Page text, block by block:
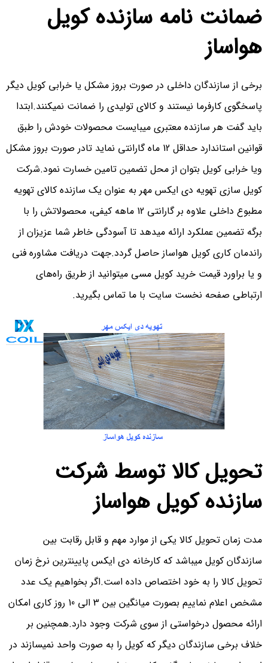
ضمانت نامه سازنده کویل
هواساز
برخی از سازندگان داخلی در صورت بروز مشکل یا خرابی کویل دیگر
پاسخگوی کارفرما نیستند و کالای تولیدی را ضمانت نمیکنند.ابتدا
باید گفت هر سازنده معتبری میبایست محصولات خودش را طبق
قوانین استاندارد حداقل 12 ماه گارانتی نماید تادر صورت بروز مشکل
ویا خرابی کویل بتوان از محل تضمین تامین خسارت نمود.شرکت
کویل سازی تهویه دی ایکس مهر به عنوان یک سازنده کالای تهویه
مطبوع داخلی علاوه بر گارانتی 12 ماهه کیفی، محصولاتش را با
برگه تضمین عملکرد ارائه میدهد تا آسودگی خاطر شما عزیزان از
راندمان کاری کویل هواساز حاصل گردد.جهت دریافت مشاوره فنی
و یا براورد قیمت خرید کویل مسی میتوانید از طریق راه‌های
ارتباطی صفحه نخست سایت با ما تماس بگیرید.
تحویل کالا توسط شرکت
سازنده کویل هواساز
مدت زمان تحویل کالا یکی از موارد مهم و قابل رقابت بین
سازندگان کویل میباشد که کارخانه دی ایکس پایینترین نرخ زمان
تحویل کالا را به خود اختصاص داده است.اگر بخواهیم یک عدد
مشخص اعلام نماییم بصورت میانگین بین 3 الی 10 روز کاری امکان
ارائه محصول درخواستی از سوی شرکت وجود دارد.همچنین بر
خلاف برخی سازندگان دیگر که کویل را به صورت واحد نمیسازند در